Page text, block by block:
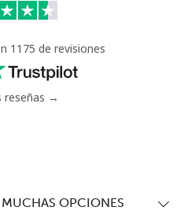
1175 de revisiones
reseñas →
OPCIONES